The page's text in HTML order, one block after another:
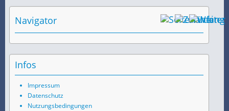
Navigator
Infos
Impressum
Datenschutz
Nutzungsbedingungen